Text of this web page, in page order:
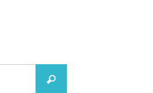
Recherche